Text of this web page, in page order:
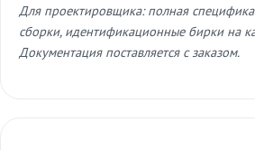
Для проектировщика: полная
сборки, идентификационные бирки на
Документация поставляется с заказом.